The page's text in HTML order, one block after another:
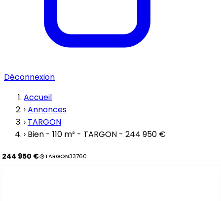
Déconnexion
Accueil
›Annonces
› TARGON
› Bien - 110 m² - TARGON - 244 950 €
244 950 € TARGON33760